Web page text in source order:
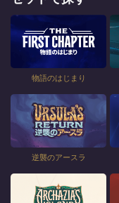
物語のはじまり
逆襲のアースラ